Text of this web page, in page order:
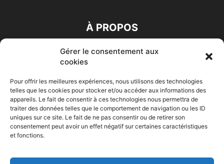
Gérer le consentement aux
cookies
Pour offrir les meilleures expériences, nous utilisons des technologies
telles que les cookies pour stocker et/ou accéder aux informations des
appareils. Le fait de consentir à ces technologies nous permettra de
traiter des données telles que le comportement de navigation ou les ID
uniques sur ce site. Le fait de ne pas consentir ou de retirer son
consentement peut avoir un effet négatif sur certaines caractéristiques
et fonctions.
À PROPOS
SUIVEZ NOUS
Accueil Economie Entreprises Entrepreneur Afrique